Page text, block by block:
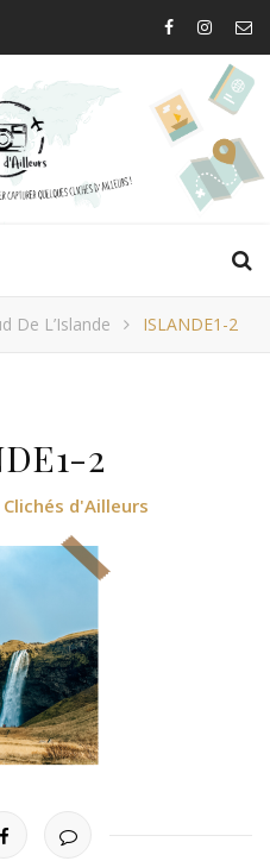
De L’Islande ISLANDE1-2
2
Clichés d'Ailleurs